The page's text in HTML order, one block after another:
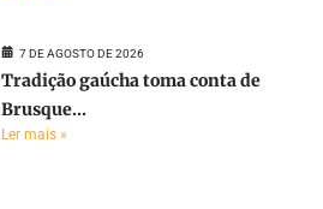
7 DE AGOSTO DE 2026
Tradição gaúcha toma conta de
Brusque...
Ler mais »